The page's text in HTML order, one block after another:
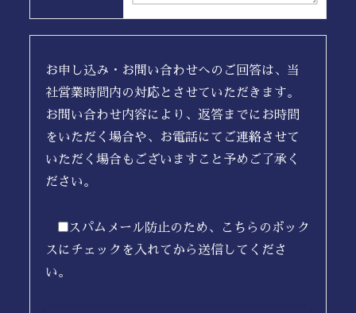
お申し込み・お問い合わせへのご回答は、当
社営業時間内の対応とさせていただきます。
お問い合わせ内容により、返答までにお時間
をいただく場合や、お電話にてご連絡させて
いただく場合もございますこと予めご了承く
ださい。
スパムメール防止のため、こちらのボック
スにチェックを入れてから送信してくださ
い。